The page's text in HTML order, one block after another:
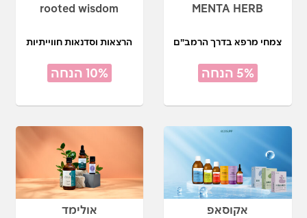
MENTA HERB
צמחי מרפא בדרך הרמב״ם
5% הנחה
rooted wisdom
הרצאות וסדנאות חווייתיות
10% הנחה
אקוסאפ אולימד